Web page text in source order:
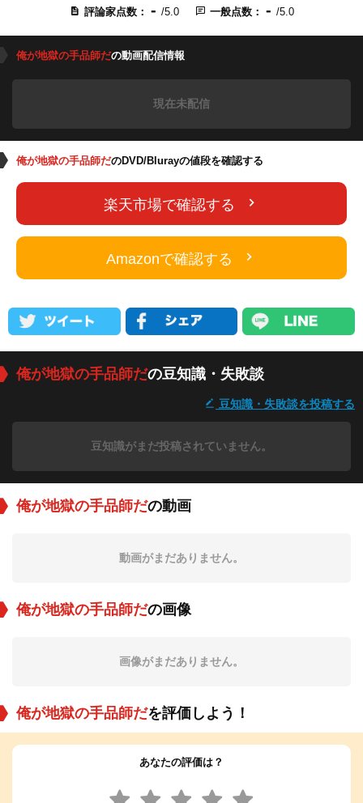
評論家点数： - /5.0 一般点数： - /5.0
俺が地獄の手品師だの動画配信情報
現在未配信
俺が地獄の手品師だのDVD/Blurayの値段を確認する
楽天市場で確認する
Amazonで確認する
俺が地獄の手品師だの豆知識・失敗談
豆知識・失敗談を投稿する
豆知識がまだ投稿されていません。
俺が地獄の手品師だの動画
動画がまだありません。
俺が地獄の手品師だの画像
画像がまだありません。
俺が地獄の手品師だを評価しよう！
あなたの評価は？